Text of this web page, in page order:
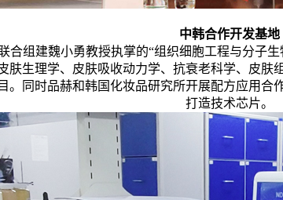
中韩合作开发基地
合组建魏小勇教授执掌的“组织细胞工程与分子
肤生理学、皮肤吸收动力学、抗衰老科学、皮肤
。同时品赫和韩国化妆品研究所开展配方应用合
打造技术芯片。